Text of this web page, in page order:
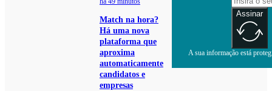
Match na hora?
Há uma nova
plataforma que
aproxima
automaticamente
candidatos e
empresas
Assinar
A sua informação está